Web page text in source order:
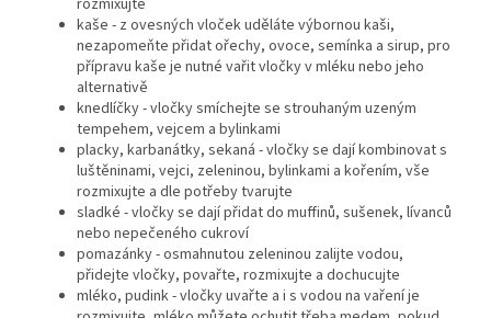
rozmixujte
kaše - z ovesných vloček uděláte výbornou kaši,
nezapomeňte přidat ořechy, ovoce, semínka a sirup, pro
přípravu kaše je nutné vařit vločky v mléku nebo jeho
alternativě
knedlíčky - vločky smíchejte se strouhaným uzeným
tempehem, vejcem a bylinkami
placky, karbanátky, sekaná - vločky se dají kombinovat s
luštěninami, vejci, zeleninou, bylinkami a kořením, vše
rozmixujte a dle potřeby tvarujte
sladké - vločky se dají přidat do muffinů, sušenek, lívanců
nebo nepečeného cukroví
pomazánky - osmahnutou zeleninou zalijte vodou,
přidejte vločky, povařte, rozmixujte a dochucujte
mléko, pudink - vločky uvařte a i s vodou na vaření je